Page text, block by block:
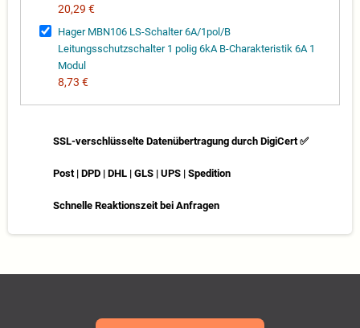
20,29 €
Hager MBN106 LS-Schalter 6A/1pol/B
Leitungsschutzschalter 1 polig 6kA B-Charakteristik 6A 1
Modul
8,73 €
SSL-verschlüsselte Datenübertragung durch DigiCert ✅
Post | DPD | DHL | GLS | UPS | Spedition
Schnelle Reaktionszeit bei Anfragen